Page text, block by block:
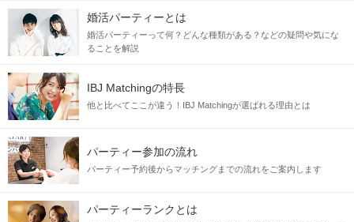
婚活パーティーとは
婚活パーティーって何？どんな種類がある？などの疑問や気にな
ることを解説
IBJ Matchingの特長
他と比べてここが違う！IBJ Matchingが選ばれる理由とは
パーティー参加の流れ
パーティー予約後からマッチングまでの流れをご案内します
パーティーランクとは